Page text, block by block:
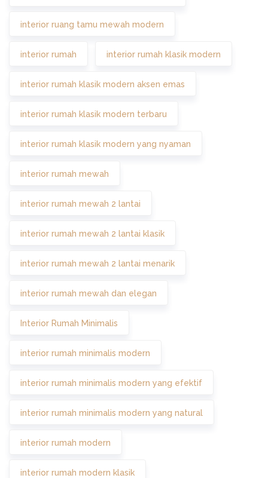
interior ruang tamu mewah modern
interior rumah interior rumah klasik modern
interior rumah klasik modern aksen emas
interior rumah klasik modern terbaru
interior rumah klasik modern yang nyaman
interior rumah mewah
interior rumah mewah 2 lantai
interior rumah mewah 2 lantai klasik
interior rumah mewah 2 lantai menarik
interior rumah mewah dan elegan
Interior Rumah Minimalis
interior rumah minimalis modern
interior rumah minimalis modern yang efektif
interior rumah minimalis modern yang natural
interior rumah modern
interior rumah modern klasik